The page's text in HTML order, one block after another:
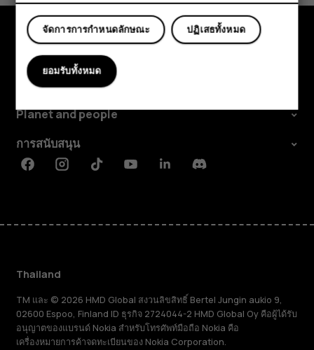
สำรวจ
เกี่ยวกับ
Planet and people
การสนับสนุน
FacebookInstagramTiktokYoutubeLinkedinDiscord
Thailand
TM และ © 2026 HMD Global สงวนลิขสิทธิ์ Bertel Jungin aukio 9,
02600 Espoo, Finland ID ธุรกิจ 2724044-2 HMD Global Oy คือผู้ได้รับ
อนุญาตของแบรนด์ Nokia สำหรับโทรศัพท์มือถือ Nokia คือ
เครื่องหมายการค้าจดทะเบียนของ Nokia Corporation.
ปฏิเสธทั้งหมด
จัดการการกำหนดลักษณะ
ยอมรับทั้งหมด